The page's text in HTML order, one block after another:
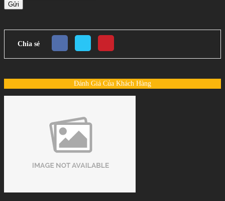
Gửi
Chia sẻ
Đánh Giá Của Khách Hàng